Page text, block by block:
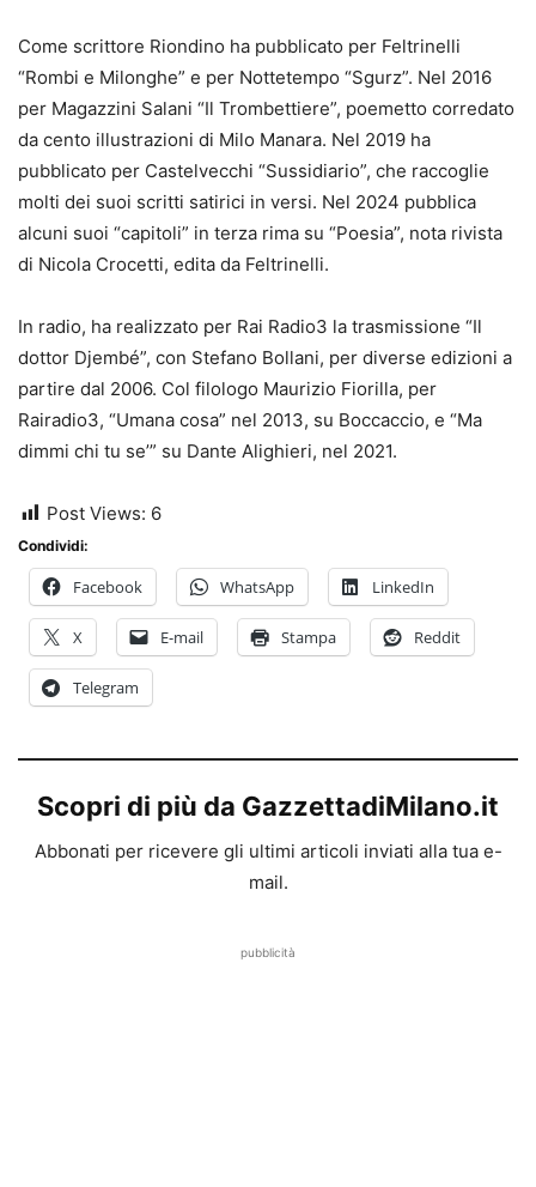
Come scrittore Riondino ha pubblicato per Feltrinelli
“Rombi e Milonghe” e per Nottetempo “Sgurz”. Nel 2016
per Magazzini Salani “Il Trombettiere”, poemetto corredato
da cento illustrazioni di Milo Manara. Nel 2019 ha
pubblicato per Castelvecchi “Sussidiario”, che raccoglie
molti dei suoi scritti satirici in versi. Nel 2024 pubblica
alcuni suoi “capitoli” in terza rima su “Poesia”, nota rivista
di Nicola Crocetti, edita da Feltrinelli.
In radio, ha realizzato per Rai Radio3 la trasmissione “Il
dottor Djembé”, con Stefano Bollani, per diverse edizioni a
partire dal 2006. Col filologo Maurizio Fiorilla, per
Rairadio3, “Umana cosa” nel 2013, su Boccaccio, e “Ma
dimmi chi tu se’” su Dante Alighieri, nel 2021.
Post Views: 6
Condividi:
Facebook WhatsApp LinkedIn
X E-mail Stampa Reddit
Telegram
Scopri di più da GazzettadiMilano.it
Abbonati per ricevere gli ultimi articoli inviati alla tua e-
mail.
pubblicità